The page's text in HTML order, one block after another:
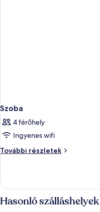
Szoba
4 férőhely
Ingyenes wifi
További részletek
Szoba
Hasonló szálláshelyek